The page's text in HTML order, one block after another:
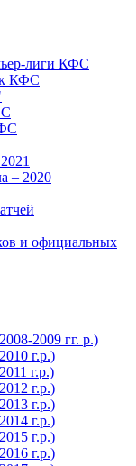
лиги КФС
КФС
– 2020
и официальных
2009 гг. р.)
г.р.)
г.р.)
г.р.)
г.р.)
г.р.)
г.р.)
г.р.)